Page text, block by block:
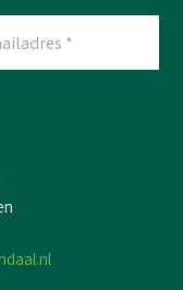
e-
mailadres